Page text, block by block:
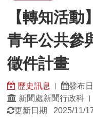
【轉知活
青年公共參
徵件計畫
歷史訊息 | 發布
發
佈
新聞處新聞行政科 |
更新日期 2025/11/